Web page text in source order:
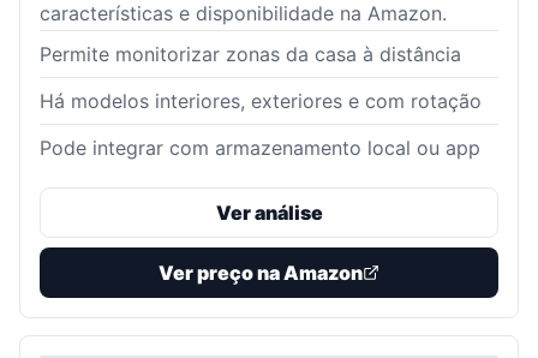
características e disponibilidade na Amazon.
Permite monitorizar zonas da casa à distância
Há modelos interiores, exteriores e com rotação
Pode integrar com armazenamento local ou app
Ver análise
Ver preço na Amazon